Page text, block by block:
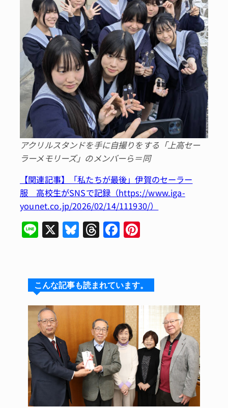
アクリルスタンドを手に自撮りをする「上高セー
ラーメモリーズ」のメンバーら＝同
【関連記事】「私たちが最後」伊賀のセーラー
服 高校生がSNSで記録（https://www.iga-
younet.co.jp/2026/02/14/111930/）
Li X Bl
s
k
y
T
a
d
s
F
e
b
o
o
k
re
st
こんな記事も読まれています。